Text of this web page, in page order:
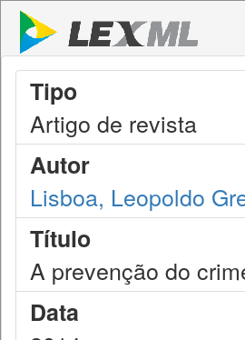
Tipo
Artigo de revista
Autor
Lisboa, Leopoldo
Título
A prevenção do
Data